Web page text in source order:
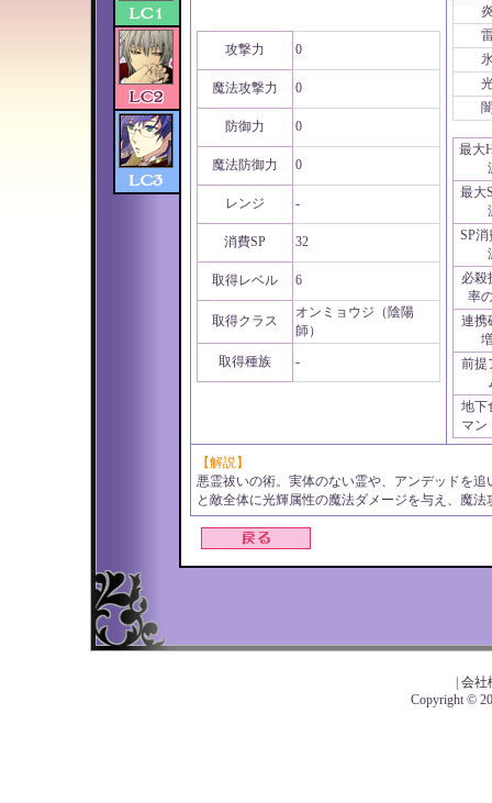
攻撃力 0
魔法攻撃力 0
防御力 0
魔法防御力 0
レンジ -
消費SP 32
取得レベル 6
取得クラス
オンミョウジ（陰陽
師）
取得種族
-
最大
最大
SP
必殺
率
連携
前提
地下
マン
【解説】
悪霊祓いの術。実体のない霊や、アンデッドを
と敵全体に光輝属性の魔法ダメージを与え、魔
会社
Copyright ©